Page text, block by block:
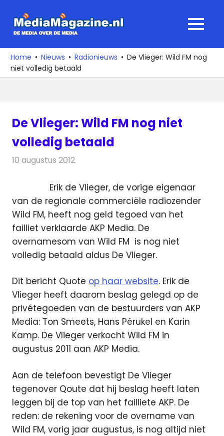
naar
media
over
de
MENU
Home Nieuws Radionieuws
De Vlieger: Wild FM nog
niet volledig betaald
De Vlieger: Wild FM nog niet
volledig betaald
10 augustus 2012
Erik de Vlieger, de vorige eigenaar
van de regionale commerciële radiozender
Wild FM, heeft nog geld tegoed van het
failliet verklaarde AKP Media. De
overnamesom van Wild FM is nog niet
volledig betaald aldus De Vlieger.
Dit bericht Quote op haar website. Erik de
Vlieger heeft daarom beslag gelegd op de
privétegoeden van de bestuurders van AKP
Media: Ton Smeets, Hans Pérukel en Karin
Kamp. De Vlieger verkocht Wild FM in
augustus 2011 aan AKP Media.
Aan de telefoon bevestigt De Vlieger
tegenover Qoute dat hij beslag heeft laten
leggen bij de top van het failliete AKP. De
reden: de rekening voor de overname van
Wild FM, vorig jaar augustus, is nog altijd niet